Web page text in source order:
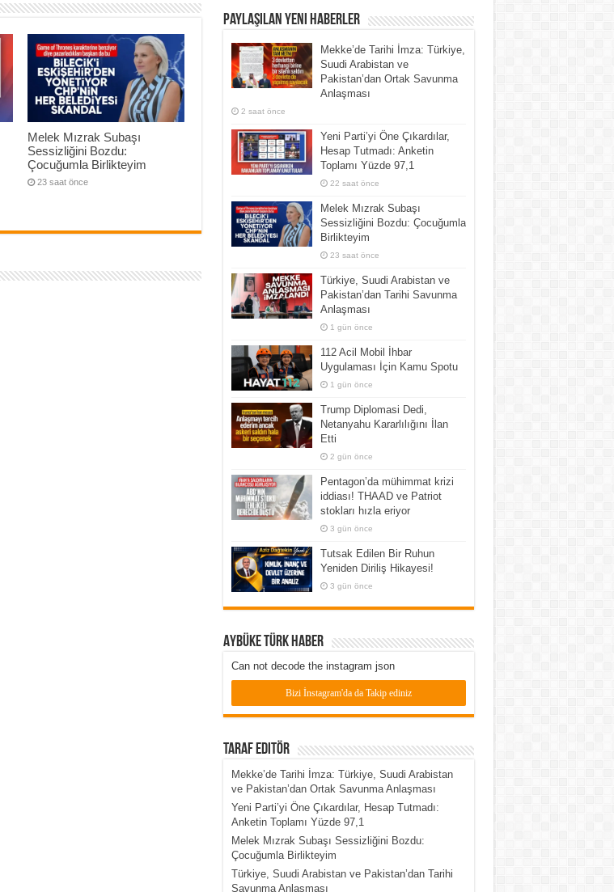
Melek Mızrak Subaşı
Sessizliğini Bozdu:
Çocuğumla Birlikteyim
23 saat önce
Paylaşılan Yeni Haberler
Mekke’de Tarihi İmza: Türkiye,
Suudi Arabistan ve
Pakistan’dan Ortak Savunma
Anlaşması
2 saat önce
Yeni Parti’yi Öne Çıkardılar,
Hesap Tutmadı: Anketin
Toplamı Yüzde 97,1
22 saat önce
Melek Mızrak Subaşı
Sessizliğini Bozdu: Çocuğumla
Birlikteyim
23 saat önce
Türkiye, Suudi Arabistan ve
Pakistan’dan Tarihi Savunma
Anlaşması
1 gün önce
112 Acil Mobil İhbar
Uygulaması İçin Kamu Spotu
1 gün önce
Trump Diplomasi Dedi,
Netanyahu Kararlılığını İlan
Etti
2 gün önce
Pentagon’da mühimmat krizi
iddiası! THAAD ve Patriot
stokları hızla eriyor
3 gün önce
Tutsak Edilen Bir Ruhun
Yeniden Diriliş Hikayesi!
3 gün önce
Aybüke Türk Haber
Can not decode the instagram json
Bizi İnstagram'da da Takip ediniz
Taraf Editör
Mekke’de Tarihi İmza: Türkiye, Suudi Arabistan
ve Pakistan’dan Ortak Savunma Anlaşması
Yeni Parti’yi Öne Çıkardılar, Hesap Tutmadı:
Anketin Toplamı Yüzde 97,1
Melek Mızrak Subaşı Sessizliğini Bozdu:
Çocuğumla Birlikteyim
Türkiye, Suudi Arabistan ve Pakistan’dan Tarihi
Savunma Anlaşması